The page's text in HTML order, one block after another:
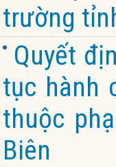
trường
Quyết
tục hành
thuộc
Biên